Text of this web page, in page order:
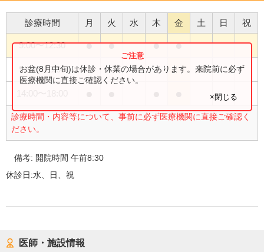
診療時間 月 火 水 木 金 土 日 祝
9:00〜12:30 ● ● ● ●
9:00〜13:00 ●
診療時間・内容等について、事前に必ず医療機関に直接ご確認く
ださい。
お盆(8月中旬)は休診・休業の場合があります。来院前に必ず
医療機関に直接ご確認ください。
×閉じる
備考: 開院時間 午前8:30
休診日:水、日、祝
医師・施設情報